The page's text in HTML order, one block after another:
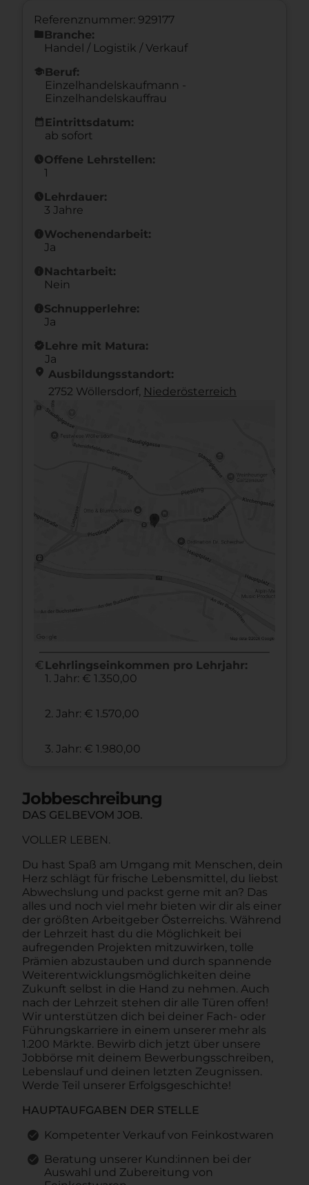
Referenznummer: 929177
folderBranche:
Handel / Logistik / Verkauf
schoolBeruf:
Einzelhandelskaufmann -
Einzelhandelskauffrau
calendar_month Eintrittsdatum:
ab sofort
scheduleOffene Lehrstellen:
1
scheduleLehrdauer:
3 Jahre
infoWochenendarbeit:
Ja
infoNachtarbeit:
Nein
infoSchnupperlehre:
Ja
new_releasesLehre mit Matura:
Ja
location_on Ausbildungsstandort:
2752 Wöllersdorf, Nieder­österreich
euro Lehrlingseinkommen pro Lehrjahr:
1. Jahr: € 1.350,00
2. Jahr: € 1.570,00
3. Jahr: € 1.980,00
Jobbeschreibung
DAS GELBEVOM JOB.
VOLLER LEBEN.
Du hast Spaß am Umgang mit Menschen, dein
Herz schlägt für frische Lebensmittel, du liebst
Abwechslung und packst gerne mit an? Das
alles und noch viel mehr bieten wir dir als einer
der größten Arbeitgeber Österreichs. Während
der Lehrzeit hast du die Möglichkeit bei
aufregenden Projekten mitzuwirken, tolle
Prämien abzustauben und durch spannende
Weiterentwicklungsmöglichkeiten deine
Zukunft selbst in die Hand zu nehmen. Auch
nach der Lehrzeit stehen dir alle Türen offen!
Wir unterstützen dich bei deiner Fach- oder
Führungskarriere in einem unserer mehr als
1.200 Märkte. Bewirb dich jetzt über unsere
Jobbörse mit deinem Bewerbungsschreiben,
Lebenslauf und deinen letzten Zeugnissen.
Werde Teil unserer Erfolgsgeschichte!
HAUPTAUFGABEN DER STELLE
Kompetenter Verkauf von Feinkostwaren
Beratung unserer Kund:innen bei der
Auswahl und Zubereitung von